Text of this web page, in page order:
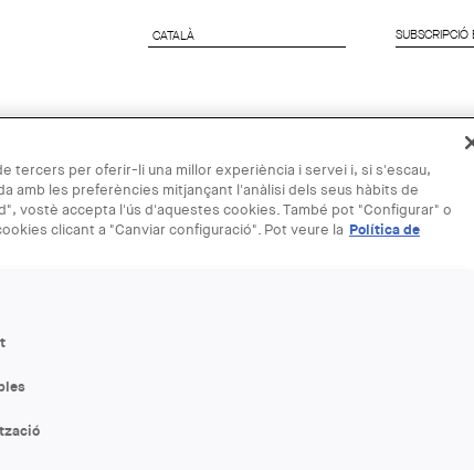
CATALÀ
CATALÀ SUBSCRIPCIÓ
07 MAI - 17 MAI
EINA participa a
tercers per oferir-li una millor experiència i servei i, si s'escau,
amb les preferències mitjançant l'anàlisi dels seus hàbits de
vostè accepta l'ús d'aquestes cookies. També pot "Configurar" o
clicant a "Canviar configuració". Pot veure la Política de